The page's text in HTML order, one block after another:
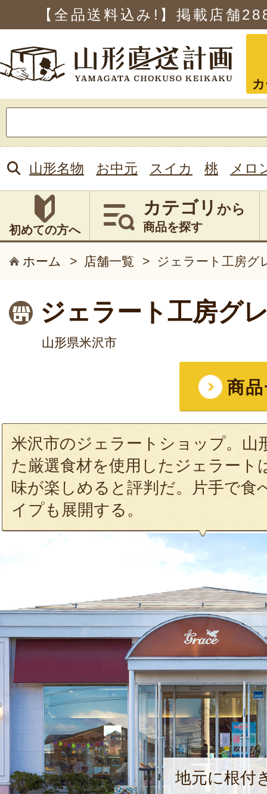
【全品送料込み!】掲載店舗
索:
山形名物 お中元 スイカ 桃 メロ
初めての方へ
カテゴリ から
商品を探す
ホーム > 店舗一覧 > ジェラート工房グ
ジェラート工房グ
山形県米沢市
商
米沢市のジェラートショップ。山
た厳選食材を使用したジェラート
味が楽しめると評判だ。片手で食
イプも展開する。
地元に根付